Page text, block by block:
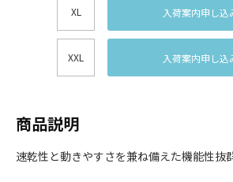
XL 入荷案内申し込
XXL 入荷案内申し込
商品説明
速乾性と動きやすさを兼ね備えた機能性抜